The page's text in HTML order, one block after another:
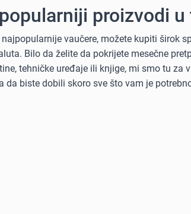
proizvodi
vaučere, možete kupiti širok
Bilo da želite da pokrijete mesečne
tehničke uređaje ili knjige, mi smo tu
da biste dobili skoro sve što vam je